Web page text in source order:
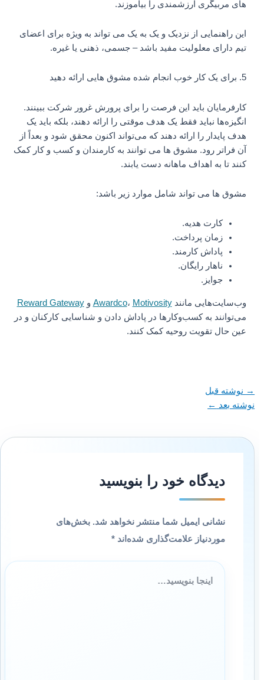
های مربیگری ارزشمندی را بیاموزند.
این راهنمایی از نزدیک و یک به یک می تواند به ویژه برای اعضای
تیم دارای معلولیت مفید باشد – جسمی، ذهنی یا غیره.
5. برای یک کار خوب انجام شده مشوق هایی ارائه دهید
کارفرمایان باید این فرصت را برای پرورش غرور شرکت ببینند.
انگیزه‌ها نباید فقط یک هدف موقتی را ارائه دهند، بلکه باید یک
هدف پایدار را ارائه دهند که می‌تواند اکنون محقق شود و بعداً از
آن فراتر رود. مشوق ها می توانند به کارمندان و کسب و کار کمک
کنند تا به اهداف ماهانه دست یابند.
مشوق ها می تواند شامل موارد زیر باشد:
کارت هدیه.
زمان پرداخت.
پاداش کارمند.
ناهار رایگان.
جوایز.
وب‌سایت‌هایی مانند Awardco ،Motivosity وReward Gateway
می‌توانند به کسب‌وکارها در پاداش دادن و شناسایی کارکنان و در
عین حال تقویت روحیه کمک کنند.
→نوشته قبل
نوشته بعد←
دیدگاه‌ خود را بنویسید
نشانی ایمیل شما منتشر نخواهد شد. بخش‌های
موردنیاز علامت‌گذاری شده‌اند*
اینجا
بنویسید…